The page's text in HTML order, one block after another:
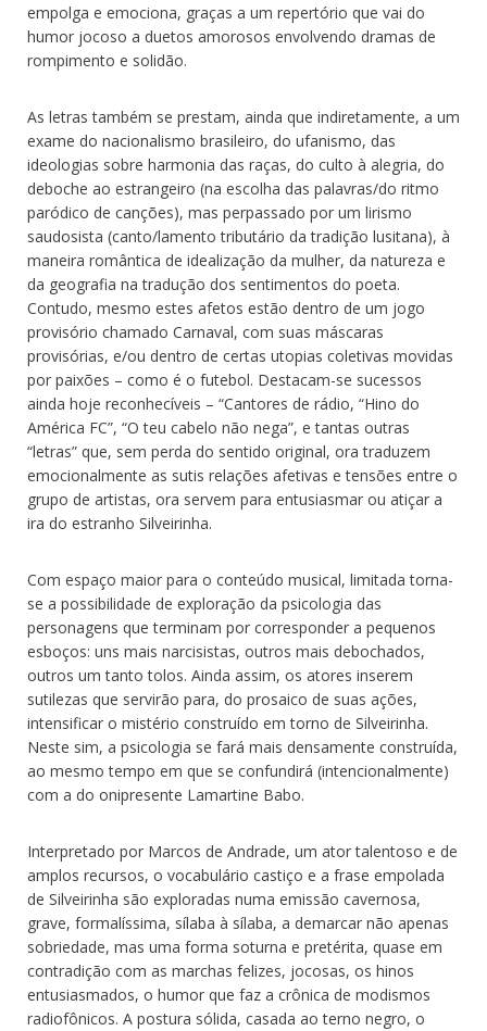
empolga e emociona, graças a um repertório que vai do
humor jocoso a duetos amorosos envolvendo dramas de
rompimento e solidão.
As letras também se prestam, ainda que indiretamente, a um
exame do nacionalismo brasileiro, do ufanismo, das
ideologias sobre harmonia das raças, do culto à alegria, do
deboche ao estrangeiro (na escolha das palavras/do ritmo
paródico de canções), mas perpassado por um lirismo
saudosista (canto/lamento tributário da tradição lusitana), à
maneira romântica de idealização da mulher, da natureza e
da geografia na tradução dos sentimentos do poeta.
Contudo, mesmo estes afetos estão dentro de um jogo
provisório chamado Carnaval, com suas máscaras
provisórias, e/ou dentro de certas utopias coletivas movidas
por paixões – como é o futebol. Destacam-se sucessos
ainda hoje reconhecíveis – “Cantores de rádio, “Hino do
América FC”, “O teu cabelo não nega”, e tantas outras
“letras” que, sem perda do sentido original, ora traduzem
emocionalmente as sutis relações afetivas e tensões entre o
grupo de artistas, ora servem para entusiasmar ou atiçar a
ira do estranho Silveirinha.
Com espaço maior para o conteúdo musical, limitada torna-
se a possibilidade de exploração da psicologia das
personagens que terminam por corresponder a pequenos
esboços: uns mais narcisistas, outros mais debochados,
outros um tanto tolos. Ainda assim, os atores inserem
sutilezas que servirão para, do prosaico de suas ações,
intensificar o mistério construído em torno de Silveirinha.
Neste sim, a psicologia se fará mais densamente construída,
ao mesmo tempo em que se confundirá (intencionalmente)
com a do onipresente Lamartine Babo.
Interpretado por Marcos de Andrade, um ator talentoso e de
amplos recursos, o vocabulário castiço e a frase empolada
de Silveirinha são exploradas numa emissão cavernosa,
grave, formalíssima, sílaba à sílaba, a demarcar não apenas
sobriedade, mas uma forma soturna e pretérita, quase em
contradição com as marchas felizes, jocosas, os hinos
entusiasmados, o humor que faz a crônica de modismos
radiofônicos. A postura sólida, casada ao terno negro, o